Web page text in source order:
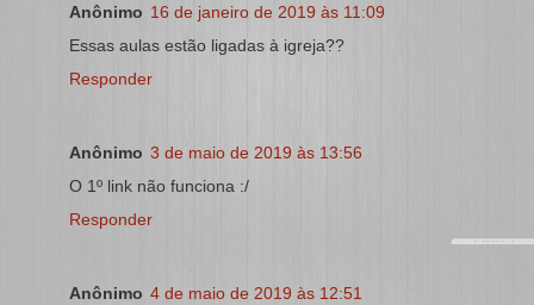
Anônimo 16 de janeiro de 2019 às 11:09
Essas aulas estão ligadas à igreja??
Responder
Anônimo 3 de maio de 2019 às 13:56
O 1º link não funciona :/
Responder
Anônimo 4 de maio de 2019 às 12:51